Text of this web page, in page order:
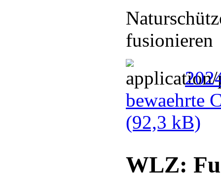
fusionieren
bewaehrte
(92,3 kB)
WLZ: